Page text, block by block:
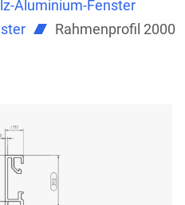
Aluminium-Fenster
Rahmenprofil 2000